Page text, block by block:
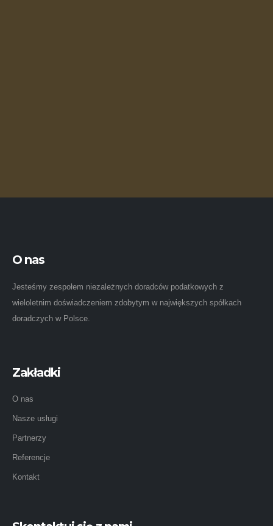
O nas
Jesteśmy zespołem niezależnych doradców podatkowych z
wieloletnim doświadczeniem zdobytym w największych spółkach
doradczych w Polsce.
Zakładki
O nas
Nasze usługi
Partnerzy
Referencje
Kontakt